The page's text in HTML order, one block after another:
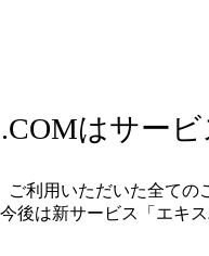
はサー
ご利用いただいた全ての
今後は新サービス「エキ